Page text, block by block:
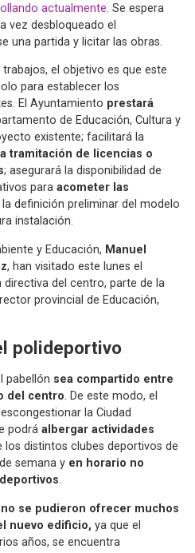
actualmente. Se espera
vez desbloqueado el
una partida y licitar las obras.
el objetivo es que este
para establecer los
El Ayuntamiento prestará
de Educación, Cultura y
existente; facilitará la
la tramitación de licencias o
; asegurará la disponibilidad de
para acometer las
definición preliminar del modelo
instalación.
y Educación, Manuel
, han visitado este lunes el
del centro, parte de la
provincial de Educación,
polideportivo
pabellón sea compartido entre
del centro. De este modo, el
la Ciudad
podrá albergar actividades
los distintos clubes deportivos de
semana y en horario no
.
no se pudieron ofrecer muchos
nuevo edificio, ya que el
años, se encuentra